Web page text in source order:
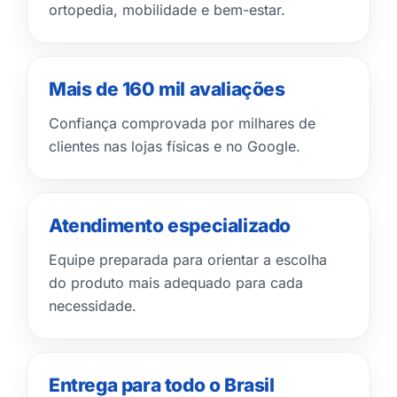
ortopedia, mobilidade e bem-estar.
Mais de 160 mil avaliações
Confiança comprovada por milhares de
clientes nas lojas físicas e no Google.
Atendimento especializado
Equipe preparada para orientar a escolha
do produto mais adequado para cada
necessidade.
Entrega para todo o Brasil